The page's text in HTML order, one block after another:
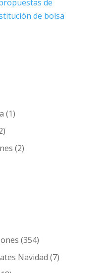
de
de bolsa
(1)
(2)
(354)
Navidad (7)